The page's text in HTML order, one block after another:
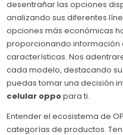
desentrañar las opciones
analizando sus diferentes
opciones más económicas
proporcionando información
características. Nos
cada modelo, destacando
puedas tomar una decisión
celular oppopara ti.
Entender el ecosistema de
categorías de productos.